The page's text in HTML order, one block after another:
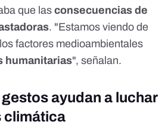
que las consecuencias de
. "Estamos viendo de
factores medioambientales
humanitarias", señalan.
ayudan a luchar
climática